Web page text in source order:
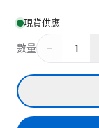
現貨供應
數量 − 1